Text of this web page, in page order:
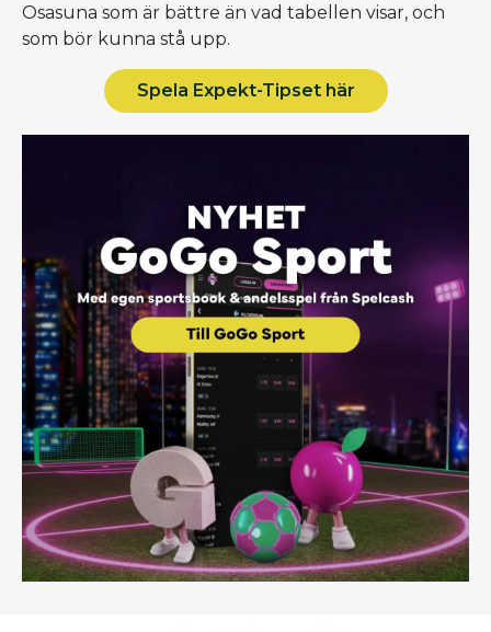
Osasuna som är bättre än vad tabellen visar, och
som bör kunna stå upp.
Spela Expekt-Tipset här